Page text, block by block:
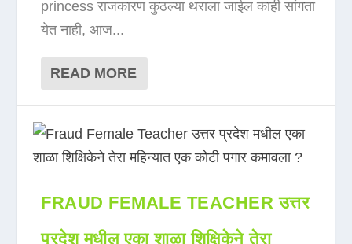
princess राजकारण कुठल्या थराला जाईल काही सांगता
येत नाही, आज...
READ MORE
FRAUD FEMALE TEACHER उत्तर
प्रदेश मधील एका शाळा शिक्षिकेने तेरा